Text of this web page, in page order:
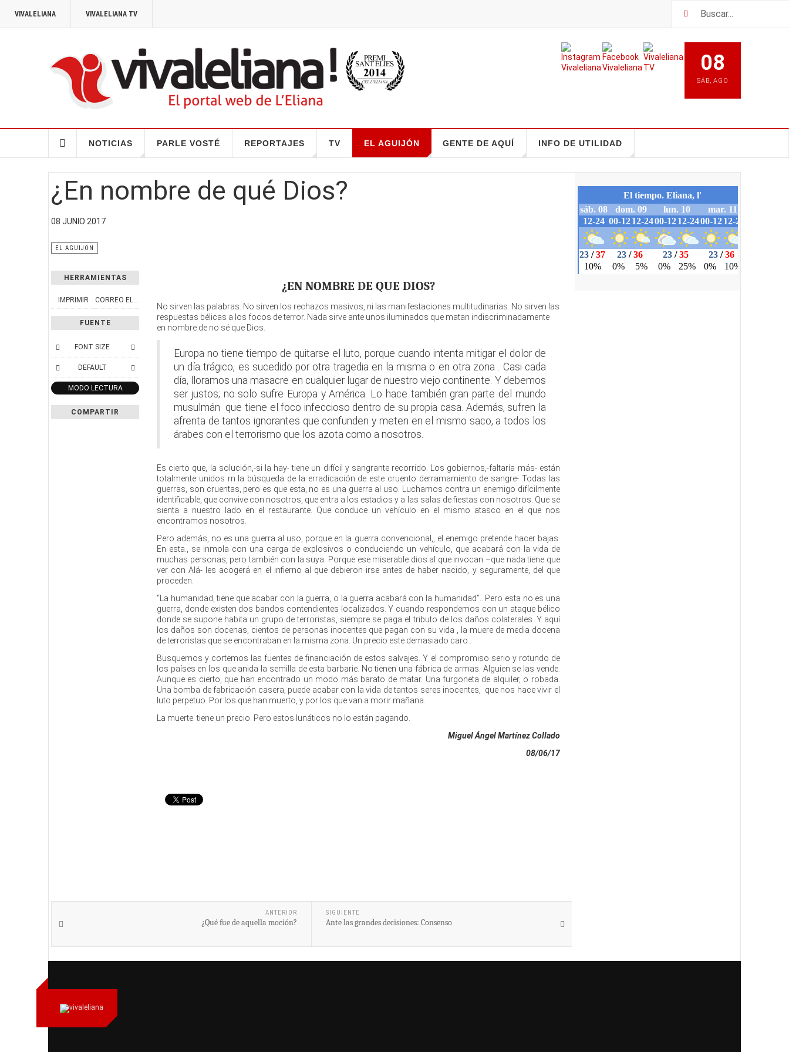
VIVALELIANA VIVALELIANA TV
08
SÁB, AGO
NOTICIAS PARLE VOSTÉ REPORTAJES TV EL AGUIJÓN GENTE DE AQUÍ INFO DE UTILIDAD
¿En nombre de qué Dios?
08 JUNIO 2017
EL AGUIJON
HERRAMIENTAS
IMPRIMIR CORREO ELECTRÓNICO
FUENTE
FONT SIZE
DEFAULT
MODO LECTURA
COMPARTIR
¿EN NOMBRE DE QUE DIOS?
No sirven las palabras. No sirven los rechazos masivos, ni las manifestaciones multitudinarias. No sirven las
respuestas bélicas a los focos de terror. Nada sirve ante unos iluminados que matan indiscriminadamente
en nombre de no sé que Dios.
Europa no tiene tiempo de quitarse el luto, porque cuando intenta mitigar el dolor de
un día trágico, es sucedido por otra tragedia en la misma o en otra zona . Casi cada
día, lloramos una masacre en cualquier lugar de nuestro viejo continente. Y debemos
ser justos; no solo sufre Europa y América. Lo hace también gran parte del mundo
musulmán que tiene el foco infeccioso dentro de su propia casa. Además, sufren la
afrenta de tantos ignorantes que confunden y meten en el mismo saco, a todos los
árabes con el terrorismo que los azota como a nosotros.
Es cierto que, la solución,-si la hay- tiene un difícil y sangrante recorrido. Los gobiernos,-faltaría más- están
totalmente unidos rn la búsqueda de la erradicación de este cruento derramamiento de sangre- Todas las
guerras, son cruentas, pero es que esta, no es una guerra al uso. Luchamos contra un enemigo difícilmente
identificable, que convive con nosotros, que entra a los estadios y a las salas de fiestas con nosotros. Que se
sienta a nuestro lado en el restaurante. Que conduce un vehículo en el mismo atasco en el que nos
encontramos nosotros.
Pero además, no es una guerra al uso, porque en la guerra convencional,, el enemigo pretende hacer bajas.
En esta., se inmola con una carga de explosivos o conduciendo un vehículo, que acabará con la vida de
muchas personas, pero también con la suya. Porque ese miserable dios al que invocan –que nada tiene que
ver con Alá- les acogerá en el infierno al que debieron irse antes de haber nacido, y seguramente, del que
proceden.
“La humanidad, tiene que acabar con la guerra, o la guerra acabará con la humanidad”.. Pero esta no es una
guerra, donde existen dos bandos contendientes localizados. Y cuando respondemos con un ataque bélico
donde se supone habita un grupo de terroristas, siempre se paga el tributo de los daños colaterales. Y aquí
los daños son docenas, cientos de personas inocentes que pagan con su vida , la muere de media docena
de terroristas que se encontraban en la misma zona. Un precio este demasiado caro..
Busquemos y cortemos las fuentes de financiación de estos salvajes. Y el compromiso serio y rotundo de
los países en los que anida la semilla de esta barbarie. No tienen una fábrica de armas. Alguien se las vende.
Aunque es cierto, que han encontrado un modo más barato de matar. Una furgoneta de alquiler, o robada.
Una bomba de fabricación casera, puede acabar con la vida de tantos seres inocentes, que nos hace vivir el
luto perpetuo. Por los que han muerto, y por los que van a morir mañana.
La muerte. tiene un precio. Pero estos lunáticos no lo están pagando.
Miguel Ángel Martínez Collado
08/06/17
ANTERIOR
¿Qué fue de aquella moción?
SIGUIENTE
Ante las grandes decisiones: Consenso